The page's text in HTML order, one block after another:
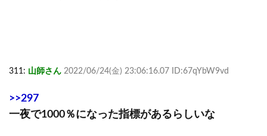
311: 山師さん 2022/06/24(金) 23:06:16.07 ID:67qYbW9vd
>>297
一夜で1000％になった指標があるらしいな